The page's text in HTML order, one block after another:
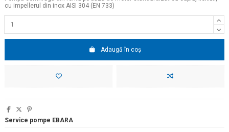
cu impellerul din inox AISI 304 (EN 733)
Adaugă în coș
Service pompe EBARA